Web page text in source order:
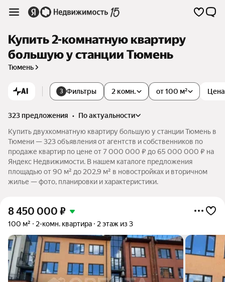
Купить 2-комнатную квартиру
большую у станции Тюмень
Тюмень
AI 3 Фильтры 2 комн. Цена
от 100 м²
323 предложения •
по актуальности
Купить двухкомнатную квартиру большую у станции Тюмень в
Тюмени — 323 объявления от агентств и собственников по
продаже квартир по цене от 7 000 000 ₽ до 65 000 000 ₽ на
Яндекс Недвижимости. В нашем каталоге предложения
площадью от 90 м² до 202,9 м² в новостройках и вторичном
жилье — фото, планировки и характеристики.
8 450 000 ₽
100 м² 2-комн. квартира 2 этаж из 3